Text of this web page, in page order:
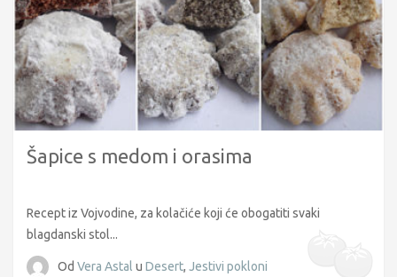
Šapice s medom i orasima
Recept iz Vojvodine, za kolačiće koji će obogatiti svaki
blagdanski stol...
Od Vera Astal u Desert, Jestivi pokloni